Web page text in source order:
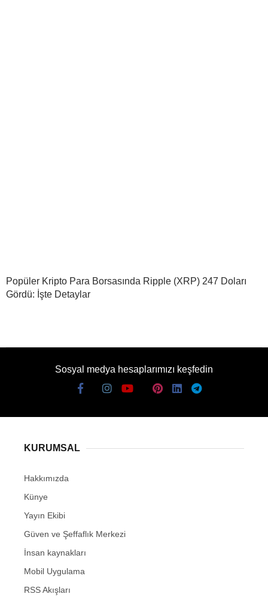
Popüler Kripto Para Borsasında Ripple (XRP) 247 Doları
Gördü: İşte Detaylar
Sosyal medya hesaplarımızı keşfedin
KURUMSAL
Hakkımızda
Künye
Yayın Ekibi
Güven ve Şeffaflık Merkezi
İnsan kaynakları
Mobil Uygulama
RSS Akışları